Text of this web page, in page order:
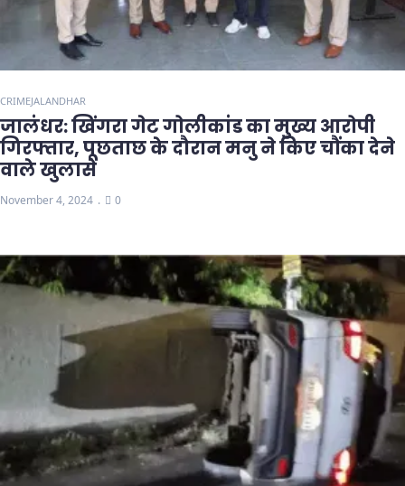
CRIMEJALANDHAR
जालंधर: खिंगरा गेट गोलीकांड का मुख्य आरोपी
गिरफ्तार, पूछताछ के दौरान मनु ने किए चौंका देने
वाले खुलासे
November 4, 2024 0